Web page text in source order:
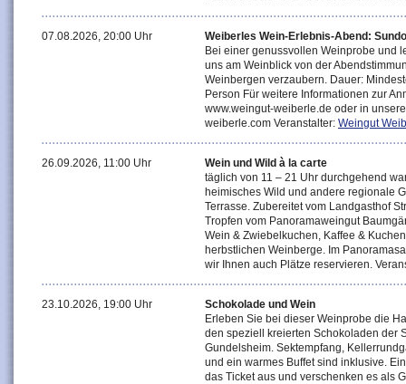
07.08.2026, 20:00 Uhr
Weiberles Wein-Erlebnis-Abend:
Bei einer genussvollen Weinprobe und
uns am Weinblick von der
Weinbergen verzaubern. Dauer:
Person Für weitere Informationen zur
www.weingut-weiberle.de oder in
weiberle.com Veranstalter: Weingut
26.09.2026, 11:00 Uhr
Wein und Wild à la carte
täglich von 11 – 21 Uhr durchgehend
heimisches Wild und andere regionale
Terrasse. Zubereitet vom Landgasthof
Tropfen vom Panoramaweingut
Wein & Zwiebelkuchen, Kaffee &
herbstlichen Weinberge. Im
wir Ihnen auch Plätze reservieren.
23.10.2026, 19:00 Uhr
Schokolade und Wein
Erleben Sie bei dieser Weinprobe die
den speziell kreierten Schokoladen der
Gundelsheim. Sektempfang,
und ein warmes Buffet sind inklusive.
das Ticket aus und verschenken es als